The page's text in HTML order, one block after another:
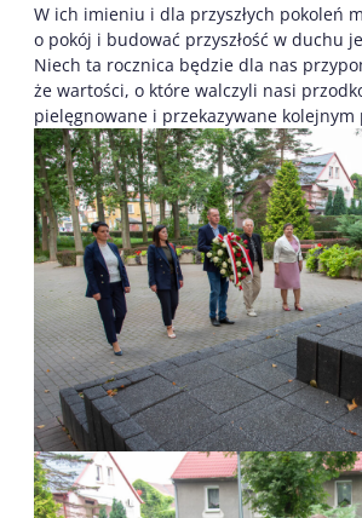
W ich imieniu i dla przyszłych pokoleń
o pokój i budować przyszłość w duchu
Niech ta rocznica będzie dla nas
że wartości, o które walczyli nasi
pielęgnowane i przekazywane kolejnym